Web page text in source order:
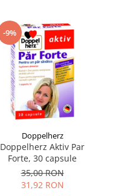
-9%
Doppelherz
Doppelherz Aktiv Par
Forte, 30 capsule
35,00 RON
31,92 RON